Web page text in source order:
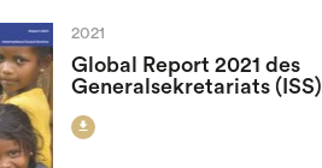
2021
Global Report 2021 des
Generalsekretariats (ISS)
